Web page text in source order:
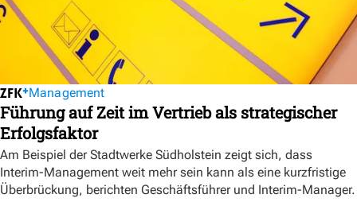
Management
Führung auf Zeit im Vertrieb als strategischer
Erfolgsfaktor
Am Beispiel der Stadtwerke Südholstein zeigt sich, dass
Interim-Management weit mehr sein kann als eine kurzfristige
Überbrückung, berichten Geschäftsführer und Interim-Manager.